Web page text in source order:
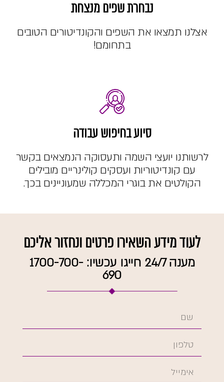
נבחרת שפים מנצחת
אצלנו תמצאו את השפים והקונדיטורים הטובים
בתחומם!
סיוע בחיפוש עבודה
לרשותנו יועצי השמה ותעסוקה הנמצאים בקשר
עם קונדיטוריות ועסקים קולינריים מובילים
הקולטים את בוגרי המכללה שמעוניינים בכך.
לעוד מידע השאירו פרטים ונחזור אליכם
מענה 24/7 חייגו עכשיו: 1700-700-
690